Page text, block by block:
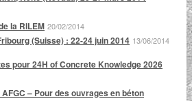
la RILEM 20/02/2014
(Suisse) : 22-24 juin 2014 13/06/2014
pour 24H of Concrete Knowledge 2026
– Pour des ouvrages en béton